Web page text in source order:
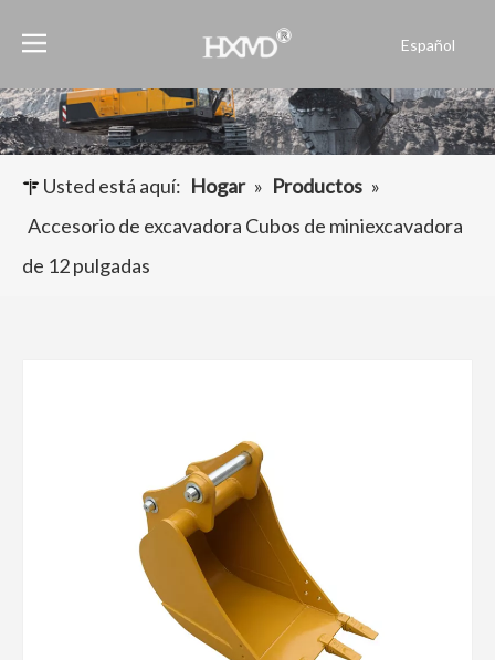
Español
العربية
Français
Usted está aquí: Hogar » Productos »
Accesorio de excavadora Cubos de miniexcavadora
de 12 pulgadas